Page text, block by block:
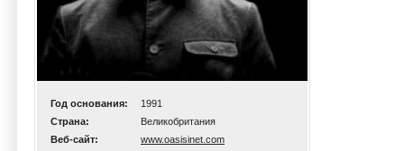
Год основания:
1991
Страна:
Великобритания
Веб-сайт:
www.oasisinet.com